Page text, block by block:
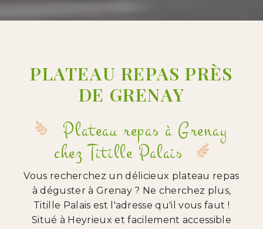
PLATEAU REPAS PRÈS
DE GRENAY
Plateau repas à Grenay
chez Titille Palais
Vous recherchez un délicieux plateau repas
à déguster à Grenay ? Ne cherchez plus,
Titille Palais est l'adresse qu'il vous faut !
Situé à Heyrieux et facilement accessible